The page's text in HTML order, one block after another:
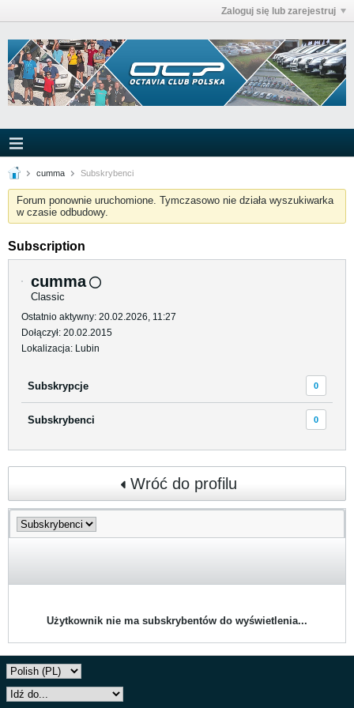
Zaloguj się lub zarejestruj
cumma Subskrybenci
Forum ponownie uruchomione. Tymczasowo nie działa wyszukiwarka
w czasie odbudowy.
Subscription
cumma
Classic
Ostatnio aktywny: 20.02.2026, 11:27
Dołączył: 20.02.2015
Lokalizacja: Lubin
Subskrypcje 0
Subskrybenci 0
Wróć do profilu
Użytkownik nie ma subskrybentów do wyświetlenia...